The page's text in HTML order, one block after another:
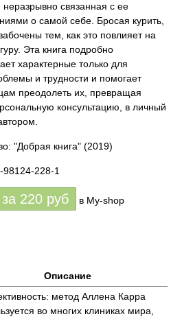
неразрывно связанная с ее
о самой себе. Бросая курить,
тем, как это повлияет на
Эта книга подробно
характерные только для
и трудности и помогает
преодолеть их, превращая
консультацию, в личный
"Добрая книга" (2019)
98124-228-1
220 руб в My-shop
Описание
метод Аллена Карра
во многих клиниках мира,